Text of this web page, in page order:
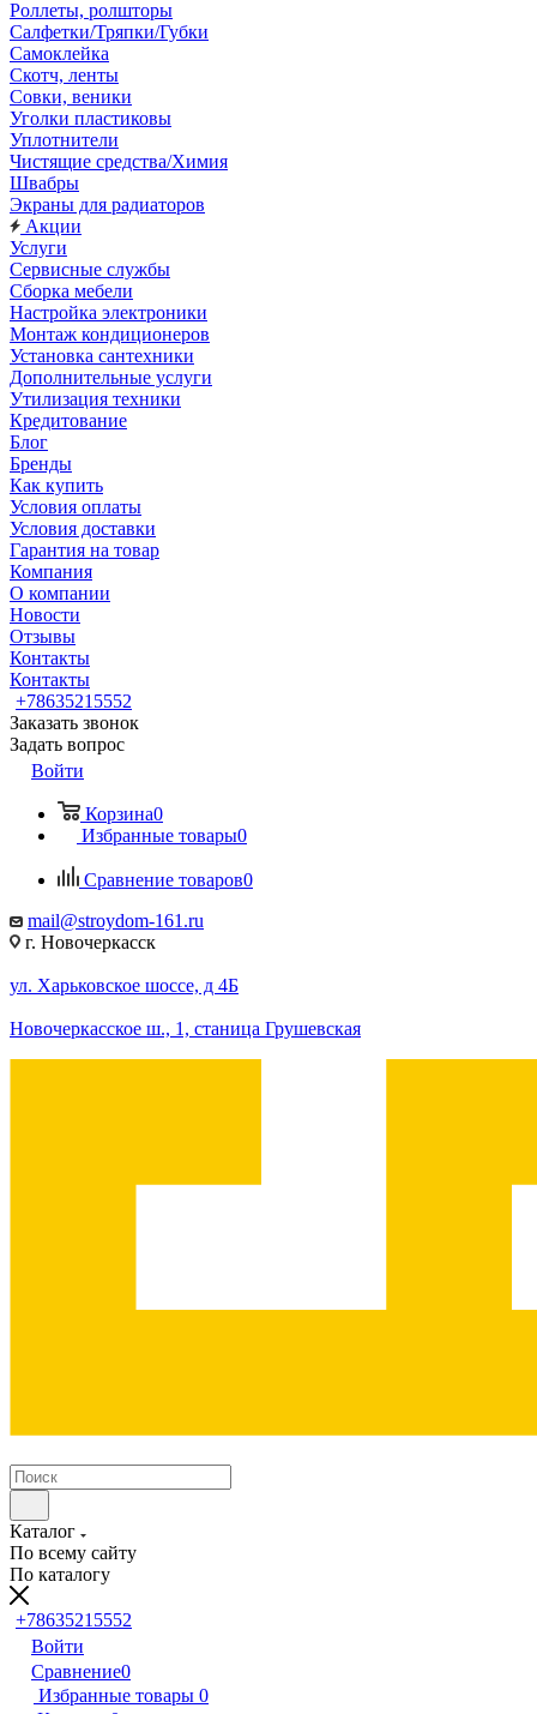
Роллеты, ролшторы
Салфетки/Тряпки/Губки
Самоклейка
Скотч, ленты
Совки, веники
Уголки пластиковы
Уплотнители
Чистящие средства/Химия
Швабры
Экраны для радиаторов
Акции
Услуги
Сервисные службы
Сборка мебели
Настройка электроники
Монтаж кондиционеров
Установка сантехники
Дополнительные услуги
Утилизация техники
Кредитование
Блог
Бренды
Как купить
Условия оплаты
Условия доставки
Гарантия на товар
Компания
О компании
Новости
Отзывы
Контакты
Контакты
+78635215552
Заказать звонок
Задать вопрос
Войти
Корзина0
Избранные товары0
Сравнение товаров0
mail@stroydom-161.ru
г. Новочеркасск
ул. Харьковское шоссе, д 4Б
Новочеркасское ш., 1, станица Грушевская
Каталог
По всему сайту
По каталогу
+78635215552
Войти
Сравнение0
Избранные товары 0